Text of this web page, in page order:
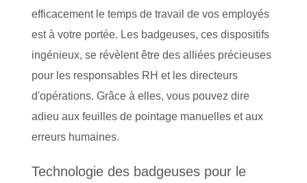
efficacement le temps de travail de vos employés
est à votre portée. Les badgeuses, ces dispositifs
ingénieux, se révèlent être des alliées précieuses
pour les responsables RH et les directeurs
d'opérations. Grâce à elles, vous pouvez dire
adieu aux feuilles de pointage manuelles et aux
erreurs humaines.
Technologie des badgeuses pour le